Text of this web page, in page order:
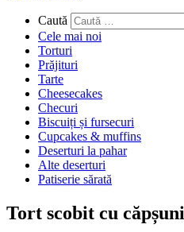
Caută
Cele mai noi
Torturi
Prăjituri
Tarte
Cheesecakes
Checuri
Biscuiți și fursecuri
Cupcakes & muffins
Deserturi la pahar
Alte deserturi
Patiserie sărată
Tort scobit cu